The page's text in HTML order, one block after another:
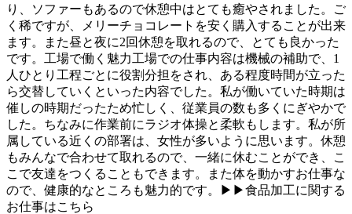
り、ソファーもあるので休憩中はとても癒やされました。ご
く稀ですが、メリーチョコレートを安く購入することが出来
ます。また昼と夜に2回休憩を取れるので、とても良かった
です。工場で働く魅力工場での仕事内容は機械の補助で、1
人ひとり工程ごとに役割分担をされ、ある程度時間が立った
ら交替していくといった内容でした。私が働いていた時期は
催しの時期だったため忙しく、従業員の数も多くにぎやかで
した。ちなみに作業前にラジオ体操と柔軟もします。私が所
属している近くの部署は、女性が多いように思います。休憩
もみんなで合わせて取れるので、一緒に休むことができ、こ
こで友達をつくることもできます。また体を動かすお仕事な
ので、健康的なところも魅力的です。▶▶食品加工に関する
お仕事はこちら